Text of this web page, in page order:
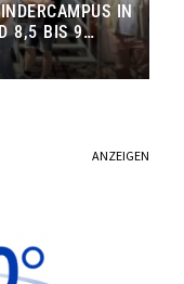
IN
8,5 BIS 9
ANZEIGEN